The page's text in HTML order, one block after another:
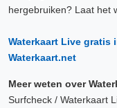
hergebruiken? Laat het
Waterkaart Live gratis
Waterkaart.net
Meer weten over
Surfcheck / Waterkaart